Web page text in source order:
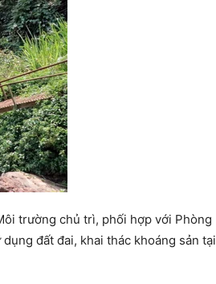
trường chủ trì, phối hợp với Phòng
đất đai, khai thác khoáng sản tại